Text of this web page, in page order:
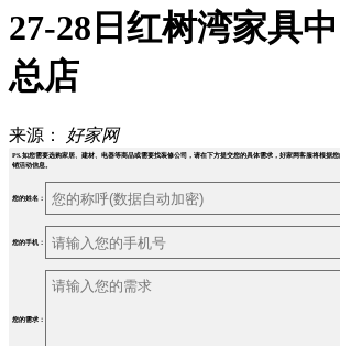
27-28日红树湾家具
总店
来源： 好家网
PS.如您需要选购家居、建材、电器等商品或需要找装修公司，请在下方提交您的具体需求，好家网客服将根据
销活动信息。
您的姓名：
您的手机：
您的需求：